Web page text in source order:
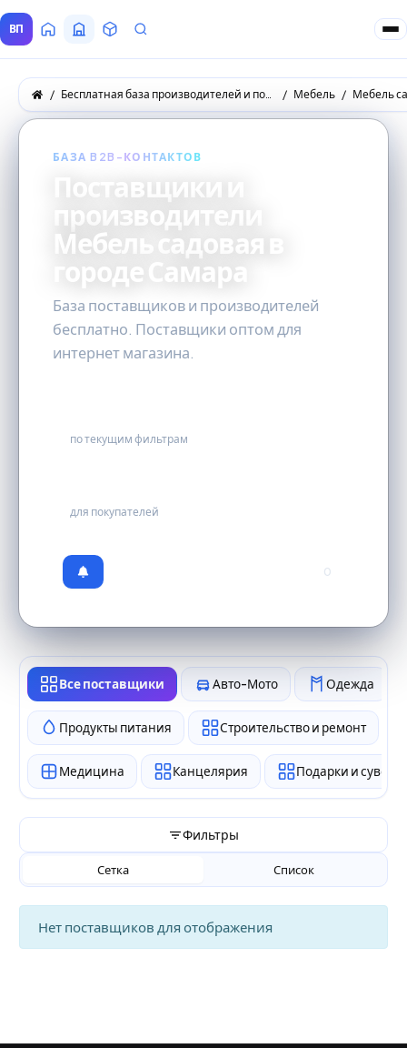
ВП ГлавнаяВсе Поставщики
ТоварыЗапросы покупателей
Бесплатная база производителей и поставщиков товаров оптом Мебель Мебель
БАЗА B2B-КОНТАКТОВ
Поставщики и
производители
Мебель садовая в
городе Самара
База поставщиков и производителей
бесплатно. Поставщики оптом для
интернет магазина.
по текущим фильтрам
для покупателей
0
Все поставщики Авто-Мото Одежда
Продукты питания Строительство и ремонт
Медицина Канцелярия Подарки и
Фильтры
Сетка Список
Нет поставщиков для отображения